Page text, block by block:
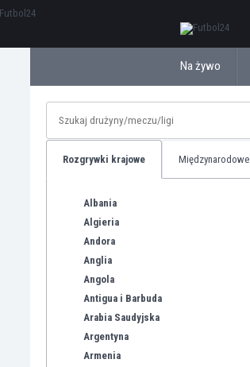
Na żywo
Rozgrywki krajowe Międzynarodowe
Albania
Algieria
Andora
Anglia
Angola
Antigua i Barbuda
Arabia Saudyjska
Argentyna
Armenia